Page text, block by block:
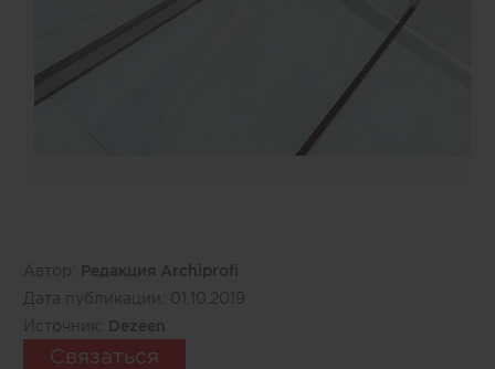
Автор:
Редакция Archiprofi
Дата публикации: 01.10.2019
Источник:
Dezeen
Связаться